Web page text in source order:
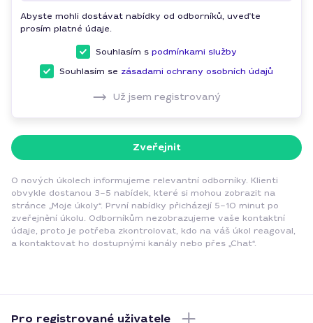
Abyste mohli dostávat nabídky od odborníků, uveďte
prosím platné údaje.
Souhlasím s podmínkami služby
Souhlasím se zásadami ochrany osobních údajů
Už jsem registrovaný
Zveřejnit
O nových úkolech informujeme relevantní odborníky. Klienti
obvykle dostanou 3–5 nabídek, které si mohou zobrazit na
stránce „Moje úkoly“. První nabídky přicházejí 5–10 minut po
zveřejnění úkolu. Odborníkům nezobrazujeme vaše kontaktní
údaje, proto je potřeba zkontrolovat, kdo na váš úkol reagoval,
a kontaktovat ho dostupnými kanály nebo přes „Chat“.
Pro registrované uživatele